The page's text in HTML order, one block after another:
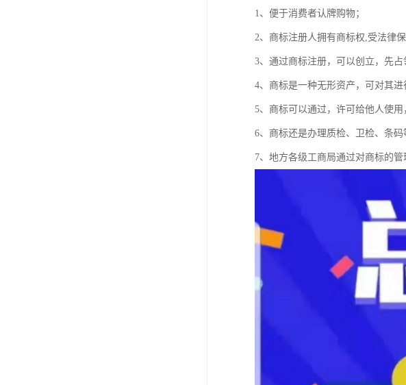
1、便于消费者认牌购物；
2、商标注册人拥有商标权,受法律保
3、通过商标注册，可以创立，先占
4、商标是一种无形资产，可对其进
5、商标可以通过，许可给他人使用
6、商标还是办理质检、卫检、条码
7、地方各级工商局通过对商标的管